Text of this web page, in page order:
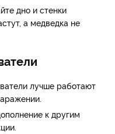
дно и стенки
а медведка не
лучше работают
к другим